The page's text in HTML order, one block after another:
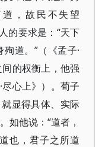
，故民不失望
的要求是：“天下
道。”（《孟子·
的权衡上，他强
尽心上》）。荀子
显得具体、实际
如他说：“道者，
也，君子之所道